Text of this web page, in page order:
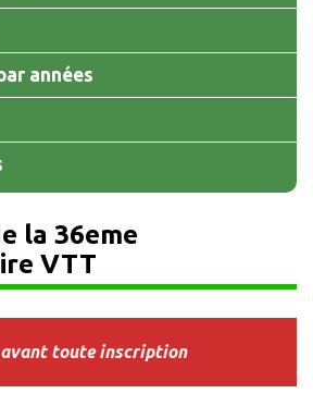
années
la 36eme
VTT
toute inscription